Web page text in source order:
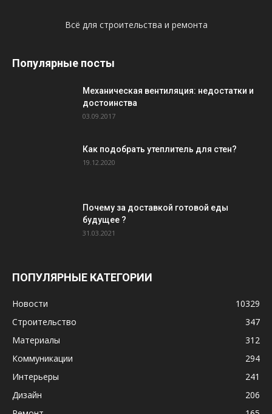
Всё для строительства и ремонта
Популярные посты
Механическая вентиляция: недостатки и
достоинства
03.09.2017
Как подобрать утеплитель для стен?
19.12.2020
Почему за доставкой готовой еды
будущее ?
31.03.2021
ПОПУЛЯРНЫЕ КАТЕГОРИИ
Новости
10329
Строительство
347
Материалы
312
Коммуникации
294
Интерьеры
241
Дизайн
206